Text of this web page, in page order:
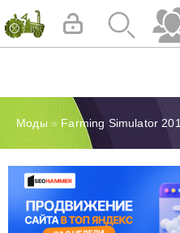
Моды » Farming Simulator